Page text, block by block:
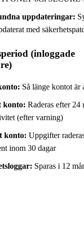
uppdateringar:
med
(inloggade
Så länge kontot är
konto: Raderas efter 24
(efter varning)
konto: Uppgifter
inom 30 dagar
Sparas i 12